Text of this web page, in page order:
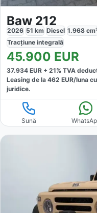
Baw 212
2026 51 km Diesel 1.968
Tracțiune integrală
45.900 EUR
37.934 EUR + 21% TVA
Leasing de la 462 EUR/luna
juridice.
Sună